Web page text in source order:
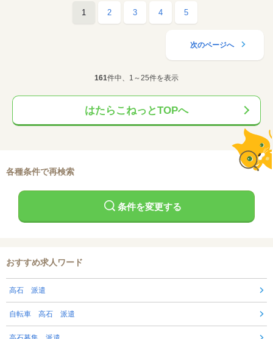
1 2 3 4 5
次のページへ
161件中、1～25件を表示
はたらこねっとTOPへ
各種条件で再検索
条件を変更する
おすすめ求人ワード
高石 派遣
自転車 高石 派遣